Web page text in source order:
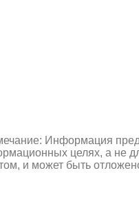
Информация
целях, а не
и может быть